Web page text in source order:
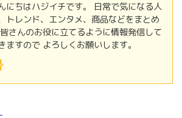
にちはハジイチです。 日常で気になる人
トレンド、エンタメ、商品などをまとめ
さんのお役に立てるように情報発信して
ますので よろしくお願いします。